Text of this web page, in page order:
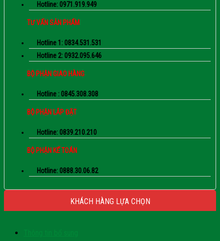
Hotline: 0971.919.949
TƯ VẤN SẢN PHẨM
Hotline 1: 0834.531.531
Hotline 2: 0932.095.646
BỘ PHẬN GIAO HÀNG
Hotline : 0845.308.308
BỘ PHẬN LẮP ĐẶT
Hotline: 0839.210.210
BỘ PHẬN KẾ TOÁN
Hotline: 0888.30.06.82
KHÁCH HÀNG LỰA CHỌN